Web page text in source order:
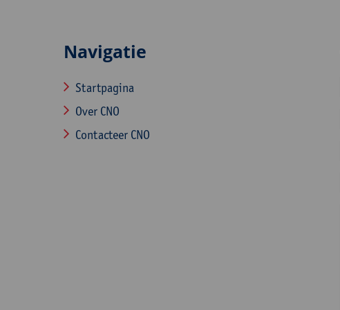
Navigatie
Startpagina
Over CNO
Contacteer CNO